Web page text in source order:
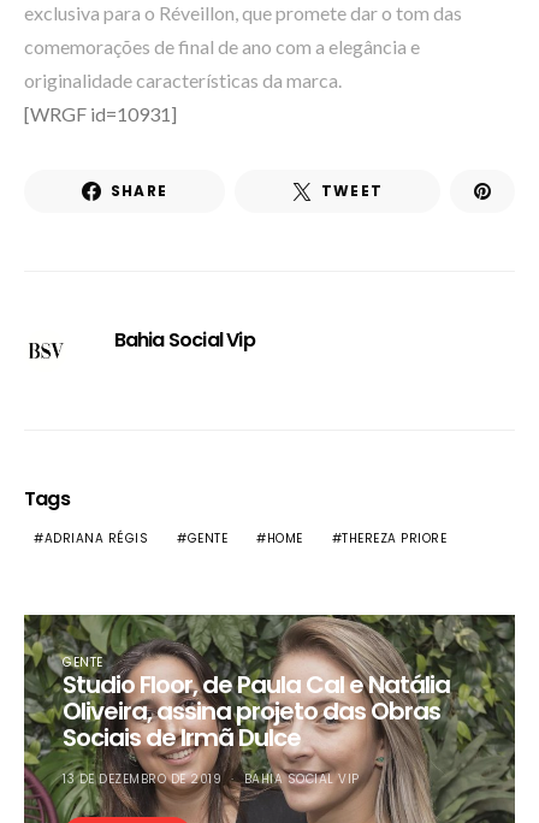
exclusiva para o Réveillon, que promete dar o tom das
comemorações de final de ano com a elegância e
originalidade características da marca.
[WRGF id=10931]
SHARE TWEET
Bahia Social Vip
Tags
ADRIANA RÉGIS GENTE HOME THEREZA PRIORE
GENTE
Studio Floor, de Paula Cal e Natália
Oliveira, assina projeto das Obras
Sociais de Irmã Dulce
13 DE DEZEMBRO DE 2019 BAHIA SOCIAL VIP